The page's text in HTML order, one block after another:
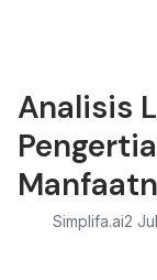
Analisis
Simplifa.ai2